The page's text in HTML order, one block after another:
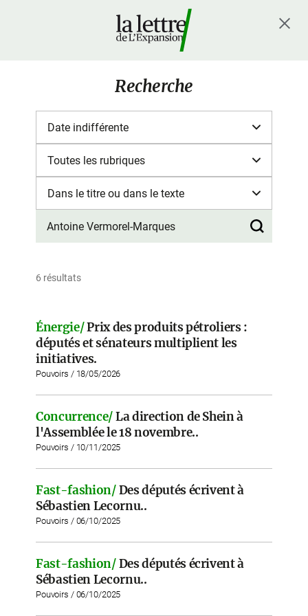
Recherche
6 résultats
Énergie/Prix des produits pétroliers :
députés et sénateurs multiplient les
initiatives.
Pouvoirs / 18/05/2026
Concurrence/La direction de Shein à
l'Assemblée le 18 novembre..
Pouvoirs / 10/11/2025
Fast-fashion/ Des députés écrivent à
Sébastien Lecornu..
Pouvoirs / 06/10/2025
Fast-fashion/ Des députés écrivent à
Sébastien Lecornu..
Pouvoirs / 06/10/2025